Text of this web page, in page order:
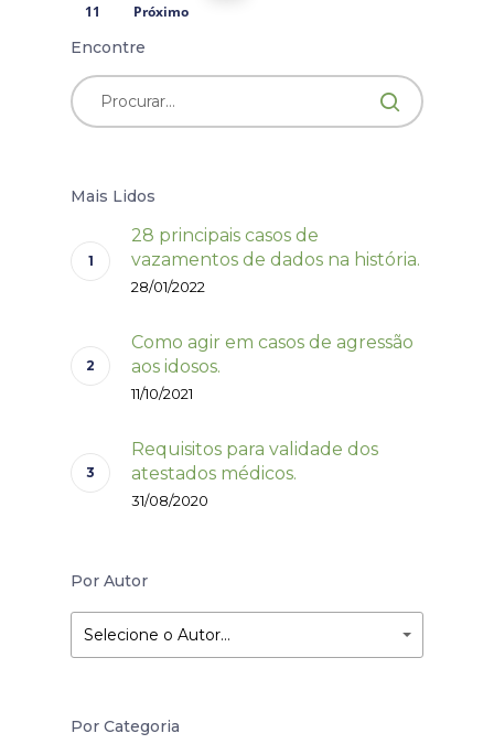
11 Próximo
Encontre
Mais Lidos
28 principais casos de
vazamentos de dados na história.
28/01/2022
Como agir em casos de agressão
aos idosos.
11/10/2021
Requisitos para validade dos
atestados médicos.
31/08/2020
Por Autor
Selecione o Autor…
Por Categoria